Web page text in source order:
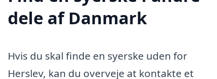
dele af Danmark
Hvis du skal finde en syerske uden for
Herslev, kan du overveje at kontakte et